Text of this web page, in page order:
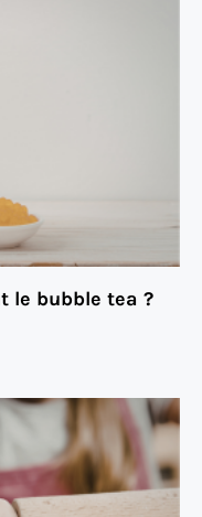
le bubble tea ?